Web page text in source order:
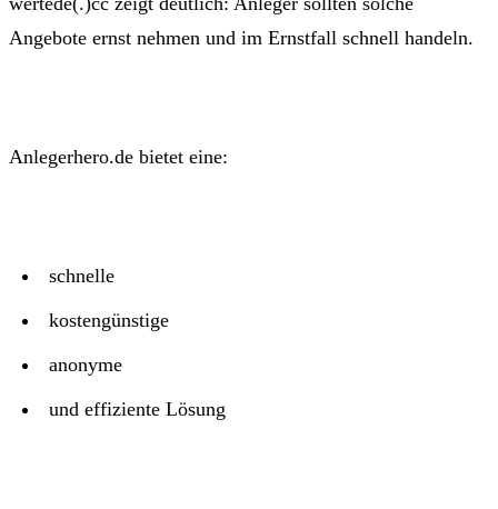
Angebote ernst nehmen und im Ernstfall schnell handeln.
Anlegerhero.de bietet eine:
schnelle
kostengünstige
anonyme
und effiziente Lösung